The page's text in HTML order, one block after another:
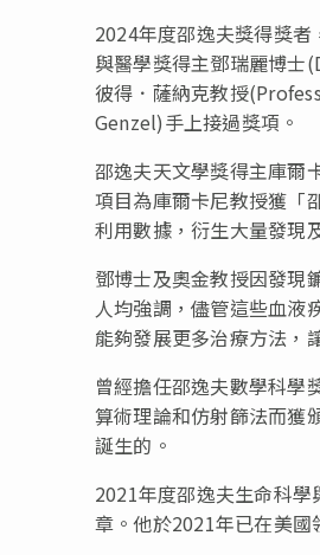
2024年度邵逸夫獎得獎
與醫學獎得主鄧瑞麗博士
彼得．薩納克教授
Genzel)手上接過獎項。
邵逸夫天文學獎得主庫爾
項目為庫爾卡尼教授獲「
利用數據，衍生大量發現
鄧博士及奧金教授因發現
人均強調，儘管這些血液
能夠發展更多治療方法，
曾經擔任邵逸夫數學科學
算術理論和仿射篩法而獲
誕生的。
2021年度邵逸夫生命科
章。他於2021年已在美國